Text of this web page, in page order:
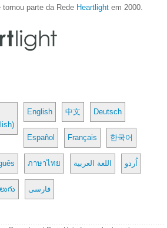
parte da Rede Heartlight em 2000.
English 中文 Deutsch
Español Français 한국어
ภาษาไทย اللغة العربية اُردو
فارسی